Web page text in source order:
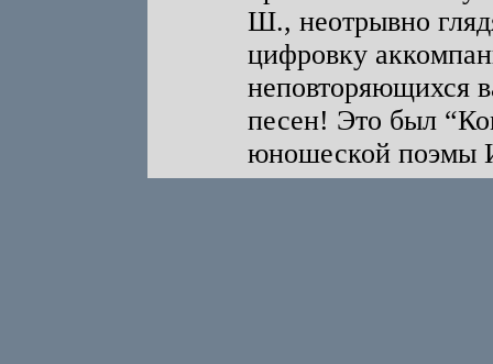
Ш., неотрывно
цифровку
неповторяющихся
песен! Это был
юношеской поэмы